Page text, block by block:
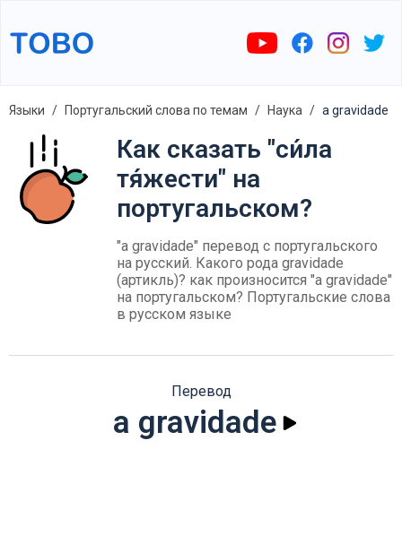
Языки Португальский слова по темам Наука a gravidade
Как сказать "си́ла
тя́жести" на
португальском?
"a gravidade" перевод с португальского
на русский. Какого рода gravidade
(артикль)? как произносится "a gravidade"
на португальском? Португальские слова
в русском языке
Перевод
a gravidade